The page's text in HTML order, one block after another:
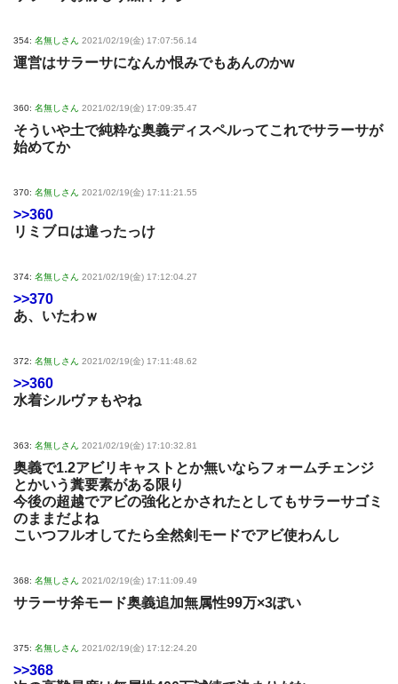
354: 名無しさん 2021/02/19(金) 17:07:56.14
運営はサラーサになんか恨みでもあんのかw
360: 名無しさん 2021/02/19(金) 17:09:35.47
そういや土で純粋な奥義ディスペルってこれでサラーサが
始めてか
370: 名無しさん 2021/02/19(金) 17:11:21.55
>>360
リミブロは違ったっけ
374: 名無しさん 2021/02/19(金) 17:12:04.27
>>370
あ、いたわｗ
372: 名無しさん 2021/02/19(金) 17:11:48.62
>>360
水着シルヴァもやね
363: 名無しさん 2021/02/19(金) 17:10:32.81
奥義で1.2アビリキャストとか無いならフォームチェンジ
とかいう糞要素がある限り
今後の超越でアビの強化とかされたとしてもサラーサゴミ
のままだよね
こいつフルオしてたら全然剣モードでアビ使わんし
368: 名無しさん 2021/02/19(金) 17:11:09.49
サラーサ斧モード奥義追加無属性99万×3ぽい
375: 名無しさん 2021/02/19(金) 17:12:24.20
>>368